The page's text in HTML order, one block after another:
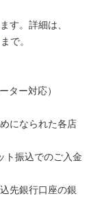
す。詳細は、
で。
ター対応）
になられた各店
ト振込でのご入金
先銀行口座の銀